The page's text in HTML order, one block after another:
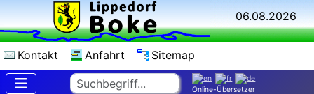
Suchen
Online-Übersetzer
Kontakt Anfahrt Sitemap
06.08.2026